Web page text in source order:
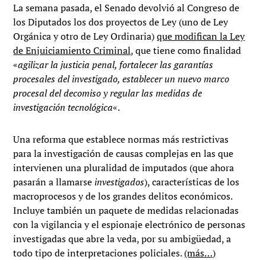
La semana pasada, el Senado devolvió al Congreso de
los Diputados los dos proyectos de Ley (uno de Ley
Orgánica y otro de Ley Ordinaria)que modifican la Ley
de Enjuiciamiento Criminal, que tiene como finalidad
«agilizar la justicia penal, fortalecer las garantías
procesales del investigado, establecer un nuevo marco
procesal del decomiso y regular las medidas de
investigación tecnológica«.
Una reforma que establece normas más restrictivas
para la investigación de causas complejas en las que
intervienen una pluralidad de imputados (que ahora
pasarán a llamarse investigados), características de los
macroprocesos y de los grandes delitos económicos.
Incluye también un paquete de medidas relacionadas
con la vigilancia y el espionaje electrónico de personas
investigadas que abre la veda, por su ambigüedad, a
todo tipo de interpretaciones policiales.(más…)